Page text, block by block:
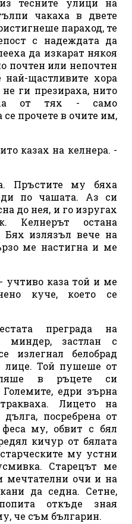
чакаха в двете
параход, те
с надеждата да
да изкарат някоя
почтен или непочтен
щастливите хора
ги презираха, нито
от тях - само
прочете в очите им,
казах на келнера. -
Пръстите му бяха
по чашата. Аз си
до нея, и го изругах
Келнерът остана
Бях излязъл вече на
ме настигна и ме
учтиво каза той и ме
куче, което се
преграда на
застлан с
излегнал белобрад
лице. Той пушеше от
в ръцете си
Големите, едри зърна
Лицето на
посребрена от
му, обвит с бял
кичур от бялата
му устни
Старецът ме
мечтателни очи и на
да седна. Сетне,
откъде зная
че съм българин.